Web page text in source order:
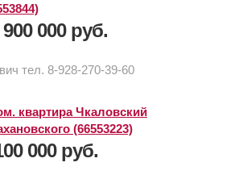
900 000 руб.
тел. 8-928-270-39-60
квартира Чкаловский
(66553223)
000 руб.